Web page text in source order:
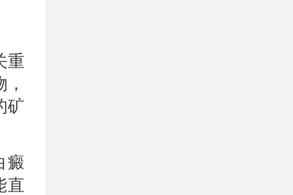
重
矿
癜
直